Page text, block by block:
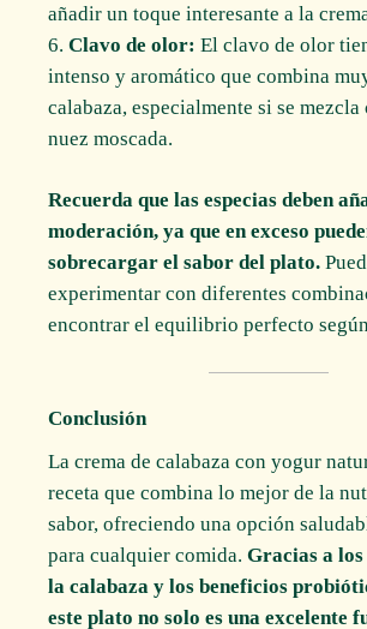
añadir un toque interesante a la
Clavo de olor: El clavo de olor
intenso y aromático que combina
calabaza, especialmente si se mezcla
nuez moscada.
Recuerda que las especias deben
moderación, ya que en exceso
sobrecargar el sabor del plato.
experimentar con diferentes
encontrar el equilibrio perfecto
Conclusión
La crema de calabaza con yogur
receta que combina lo mejor de la
sabor, ofreciendo una opción
para cualquier comida.Gracias a
la calabaza y los beneficios
este plato no solo es una excelente